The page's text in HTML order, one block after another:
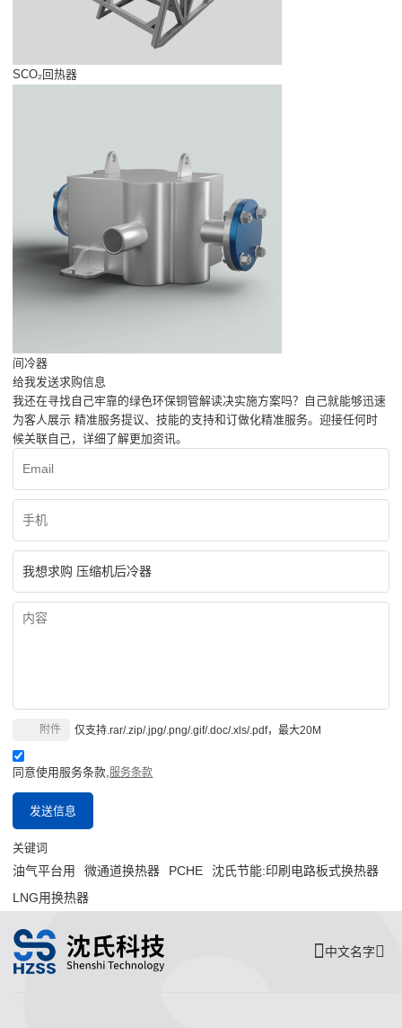
SCO₂回热器
间冷器
给我发送求购信息
我还在寻找自己牢靠的绿色环保铜管解读决实施方案吗？自己就能够迅速
为客人展示 精准服务提议、技能的支持和订做化精准服务。迎接任何时
候关联自己，详细了解更加资讯。
仅支持.rar/.zip/.jpg/.png/.gif/.doc/.xls/.pdf，最大20M
附件
同意使用服务条款,服务条款
发送信息
关键词
油气平台用 微通道换热器 PCHE
沈氏节能:印刷电路板式换热器
LNG用换热器
中文名字